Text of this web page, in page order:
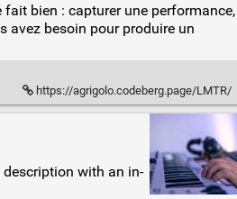
fait bien : capturer une performance,
avez besoin pour produire un
https://agrigolo.codeberg.page/LMTR/
description with an in-